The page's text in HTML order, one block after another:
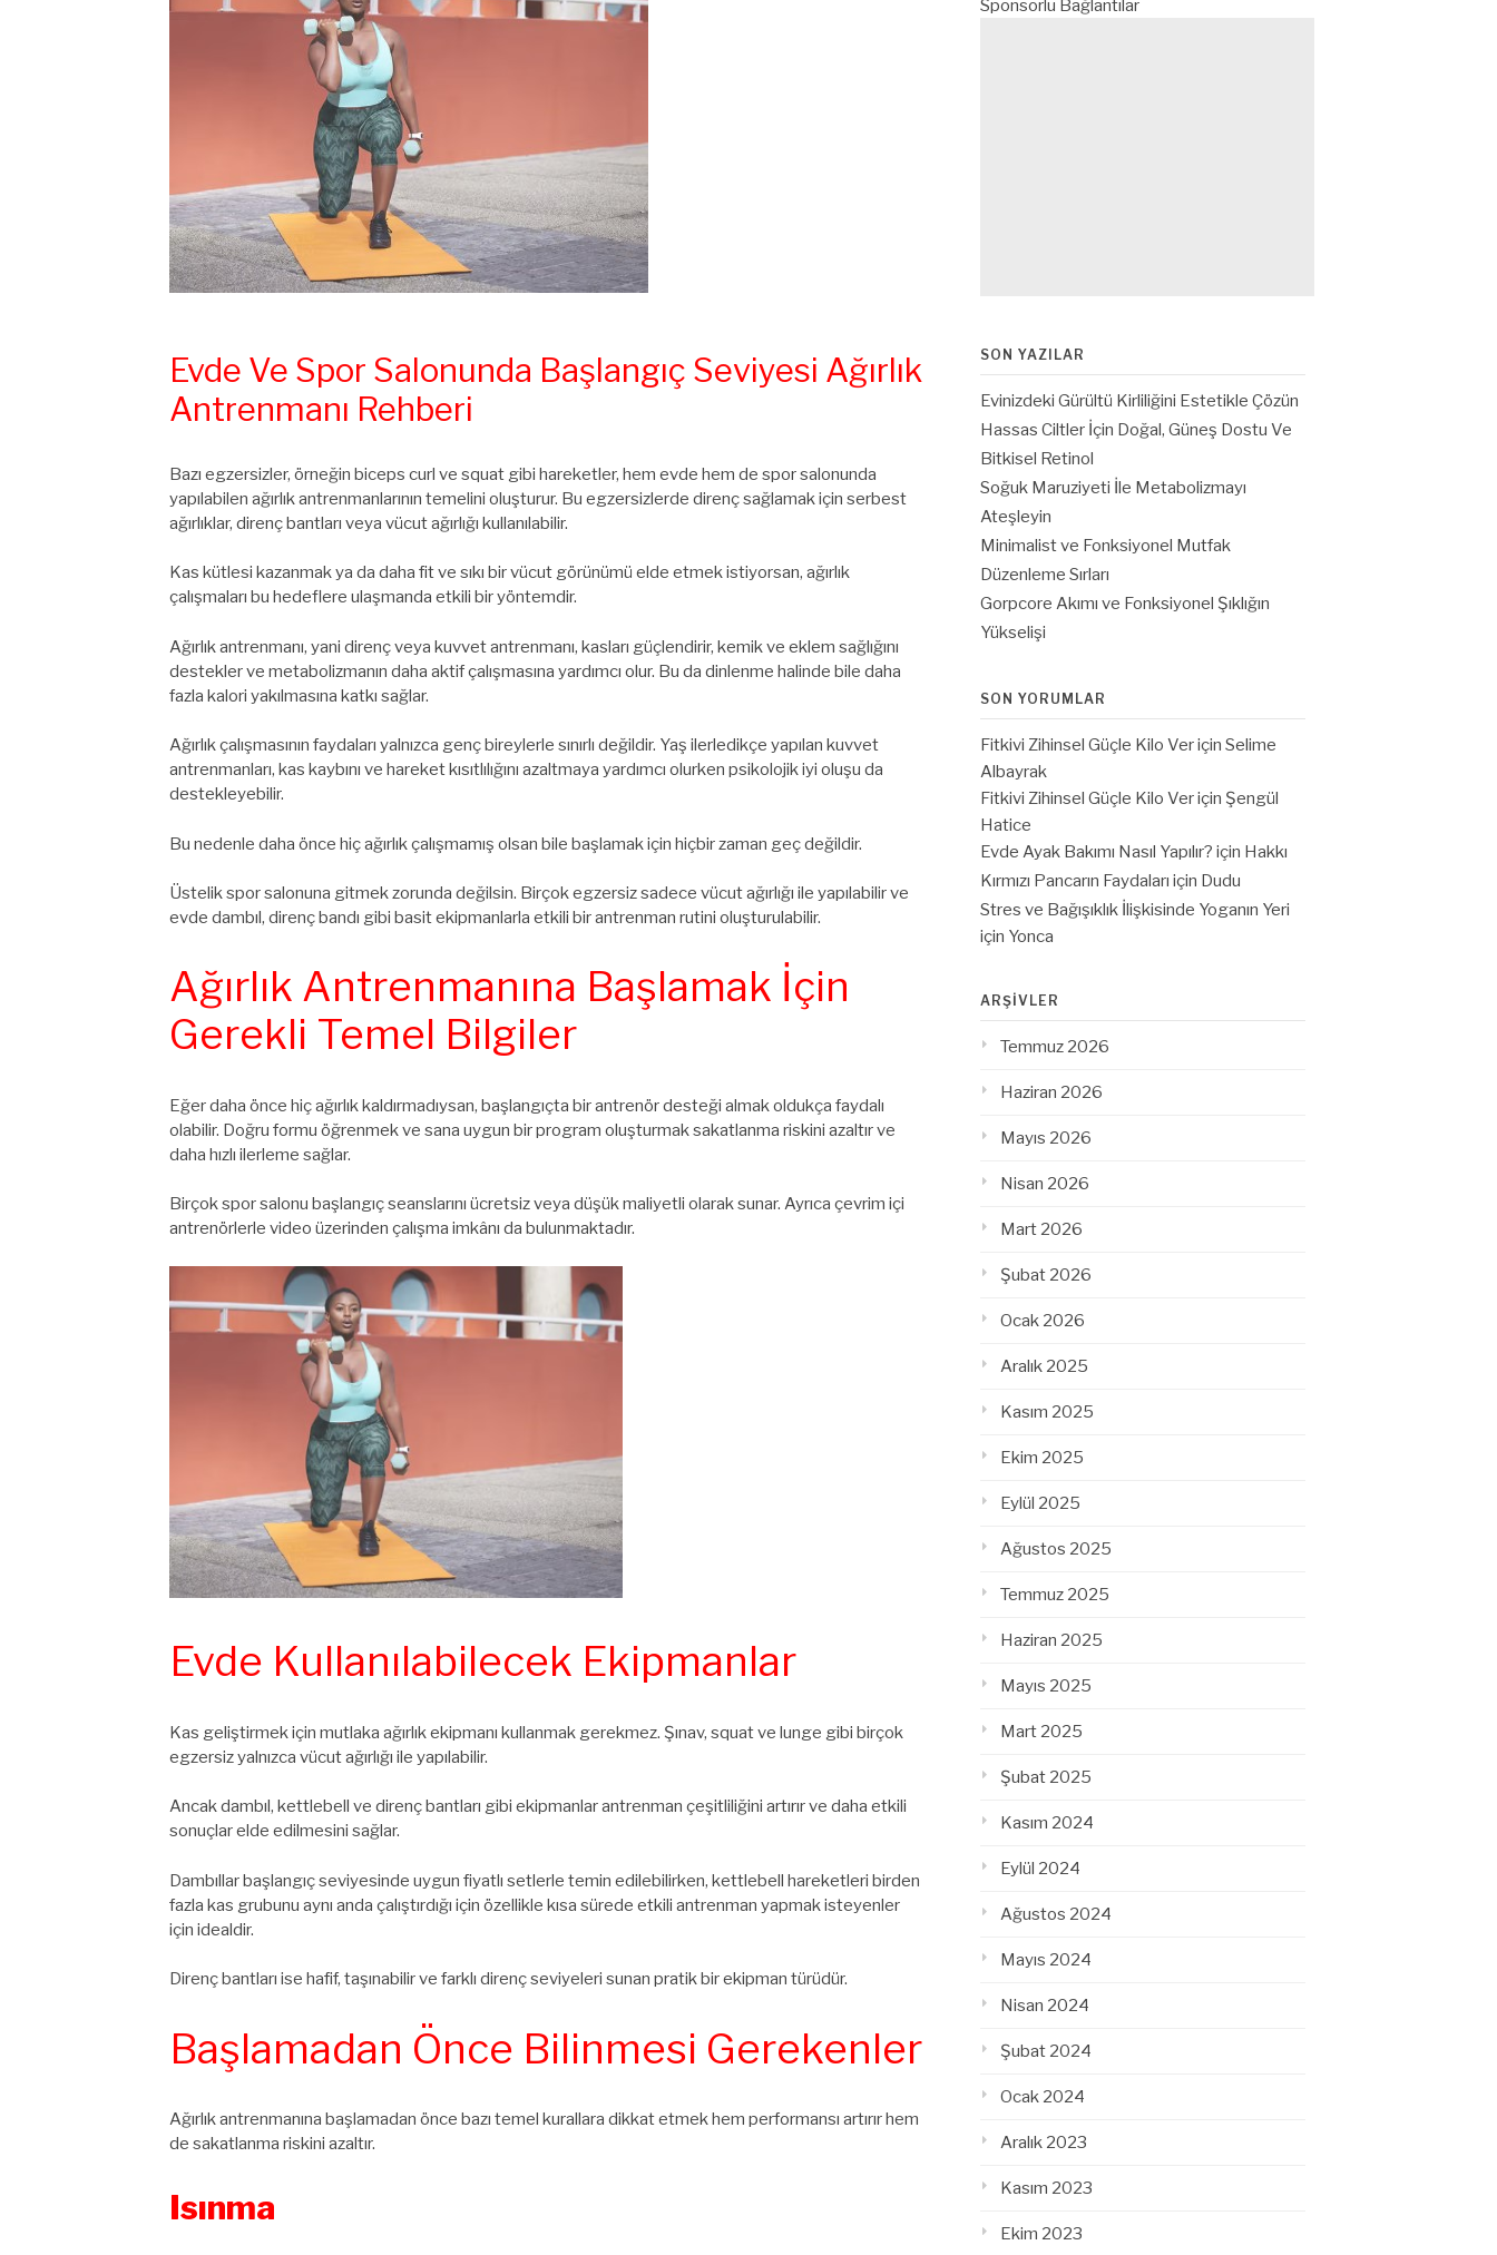
Evde Ve Spor Salonunda Başlangıç Seviyesi Ağırlık
Antrenmanı Rehberi
Bazı egzersizler, örneğin biceps curl ve squat gibi hareketler, hem evde hem de spor salonunda
yapılabilen ağırlık antrenmanlarının temelini oluşturur. Bu egzersizlerde direnç sağlamak için serbest
ağırlıklar, direnç bantları veya vücut ağırlığı kullanılabilir.
Kas kütlesi kazanmak ya da daha fit ve sıkı bir vücut görünümü elde etmek istiyorsan, ağırlık
çalışmaları bu hedeflere ulaşmanda etkili bir yöntemdir.
Ağırlık antrenmanı, yani direnç veya kuvvet antrenmanı, kasları güçlendirir, kemik ve eklem sağlığını
destekler ve metabolizmanın daha aktif çalışmasına yardımcı olur. Bu da dinlenme halinde bile daha
fazla kalori yakılmasına katkı sağlar.
Ağırlık çalışmasının faydaları yalnızca genç bireylerle sınırlı değildir. Yaş ilerledikçe yapılan kuvvet
antrenmanları, kas kaybını ve hareket kısıtlılığını azaltmaya yardımcı olurken psikolojik iyi oluşu da
destekleyebilir.
Bu nedenle daha önce hiç ağırlık çalışmamış olsan bile başlamak için hiçbir zaman geç değildir.
Üstelik spor salonuna gitmek zorunda değilsin. Birçok egzersiz sadece vücut ağırlığı ile yapılabilir ve
evde dambıl, direnç bandı gibi basit ekipmanlarla etkili bir antrenman rutini oluşturulabilir.
Ağırlık Antrenmanına Başlamak İçin
Gerekli Temel Bilgiler
Eğer daha önce hiç ağırlık kaldırmadıysan, başlangıçta bir antrenör desteği almak oldukça faydalı
olabilir. Doğru formu öğrenmek ve sana uygun bir program oluşturmak sakatlanma riskini azaltır ve
daha hızlı ilerleme sağlar.
Birçok spor salonu başlangıç seanslarını ücretsiz veya düşük maliyetli olarak sunar. Ayrıca çevrim içi
antrenörlerle video üzerinden çalışma imkânı da bulunmaktadır.
Evde Kullanılabilecek Ekipmanlar
Kas geliştirmek için mutlaka ağırlık ekipmanı kullanmak gerekmez. Şınav, squat ve lunge gibi birçok
egzersiz yalnızca vücut ağırlığı ile yapılabilir.
Ancak dambıl, kettlebell ve direnç bantları gibi ekipmanlar antrenman çeşitliliğini artırır ve daha etkili
sonuçlar elde edilmesini sağlar.
Dambıllar başlangıç seviyesinde uygun fiyatlı setlerle temin edilebilirken, kettlebell hareketleri birden
fazla kas grubunu aynı anda çalıştırdığı için özellikle kısa sürede etkili antrenman yapmak isteyenler
için idealdir.
Direnç bantları ise hafif, taşınabilir ve farklı direnç seviyeleri sunan pratik bir ekipman türüdür.
Başlamadan Önce Bilinmesi Gerekenler
Ağırlık antrenmanına başlamadan önce bazı temel kurallara dikkat etmek hem performansı artırır hem
de sakatlanma riskini azaltır.
Isınma
Sponsorlu Bağlantılar
SON YAZILAR
Evinizdeki Gürültü Kirliliğini Estetikle Çözün
Hassas Ciltler İçin Doğal, Güneş Dostu Ve
Bitkisel Retinol
Soğuk Maruziyeti İle Metabolizmayı
Ateşleyin
Minimalist ve Fonksiyonel Mutfak
Düzenleme Sırları
Gorpcore Akımı ve Fonksiyonel Şıklığın
Yükselişi
SON YORUMLAR
Fitkivi Zihinsel Güçle Kilo Veriçin Selime
Albayrak
Fitkivi Zihinsel Güçle Kilo Veriçin Şengül
Hatice
Evde Ayak Bakımı Nasıl Yapılır? için Hakkı
Kırmızı Pancarın Faydaları için Dudu
Stres ve Bağışıklık İlişkisinde Yoganın Yeri
için Yonca
ARŞIVLER
Temmuz 2026
Haziran 2026
Mayıs 2026
Nisan 2026
Mart 2026
Şubat 2026
Ocak 2026
Aralık 2025
Kasım 2025
Ekim 2025
Eylül 2025
Ağustos 2025
Temmuz 2025
Haziran 2025
Mayıs 2025
Mart 2025
Şubat 2025
Kasım 2024
Eylül 2024
Ağustos 2024
Mayıs 2024
Nisan 2024
Şubat 2024
Ocak 2024
Aralık 2023
Kasım 2023
Ekim 2023